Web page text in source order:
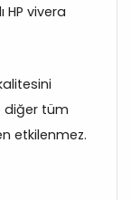
HP vivera
diğer tüm
etkilenmez.